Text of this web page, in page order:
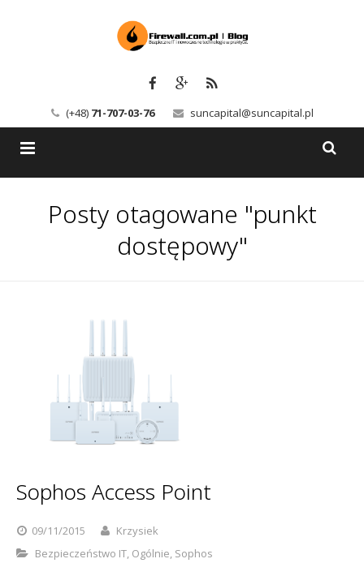
(+48) 71-707-03-76 suncapital@suncapital.pl
Backup-Solutions
Sophos
Usługi
Polityka prywatności
Posty otagowane "punkt
dostępowy"
Sophos Access Point
09/11/2015
Krzysiek
Bezpieczeństwo IT, Ogólnie, Sophos